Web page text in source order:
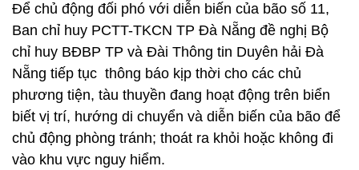
Để chủ động đối phó với diễn biến của bão số 11,
Ban chỉ huy PCTT-TKCN TP Đà Nẵng đề nghị Bộ
chỉ huy BĐBP TP và Đài Thông tin Duyên hải Đà
Nẵng tiếp tục thông báo kịp thời cho các chủ
phương tiện, tàu thuyền đang hoạt động trên biển
biết vị trí, hướng di chuyển và diễn biến của bão để
chủ động phòng tránh; thoát ra khỏi hoặc không đi
vào khu vực nguy hiểm.